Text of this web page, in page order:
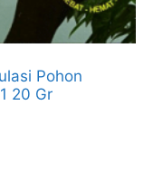
Pohon
20 Gr